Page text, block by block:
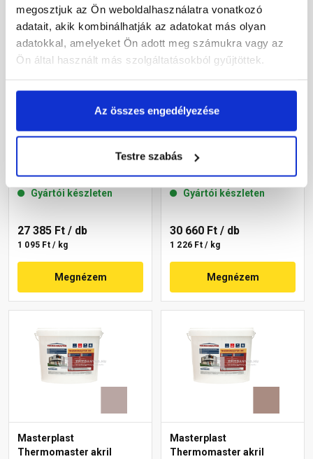
megosztjuk az Ön weboldalhasználatra vonatkozó
adatait, akik kombinálhatják az adatokat más olyan
adatokkal, amelyeket Ön adott meg számukra vagy az
Ön által használt más szolgáltatásokból gyűjtöttek.
Az összes engedélyezése
Testre szabás
Masterplast
Gyártói készleten
27 385 Ft / db
1 095 Ft / kg
Megnézem
Masterplast
Thermomaster szilikon
14-C 25 kg
Gyártói készleten
30 660 Ft / db
1 226 Ft / kg
Megnézem
Masterplast
Thermomaster akril
Masterplast
Thermomaster akril